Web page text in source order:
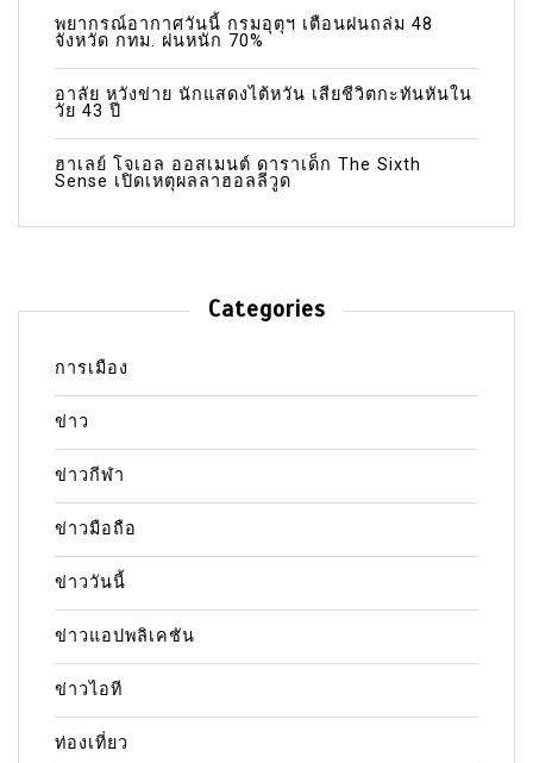
พยากรณ์อากาศวันนี้ กรมอุตุฯ เตือนฝนถล่ม 48
จังหวัด กทม. ฝนหนัก 70%
อาลัย หวังข่าย นักแสดงไต้หวัน เสียชีวิตกะทันหันใน
วัย 43 ปี
ฮาเลย์ โจเอล ออสเมนต์ ดาราเด็ก The Sixth
Sense เปิดเหตุผลลาฮอลลีวูด
Categories
การเมือง
ข่าว
ข่าวกีฬา
ข่าวมือถือ
ข่าววันนี้
ข่าวแอปพลิเคชัน
ข่าวไอที
ท่องเที่ยว